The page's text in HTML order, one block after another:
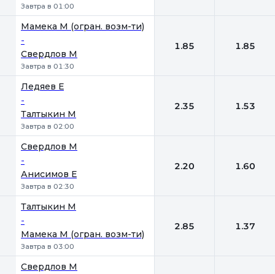
Завтра в 01:00
Мамека М (огран. возм-ти)
-
Свердлов М
Завтра в 01:30
1.85 1.85
Ледяев Е
-
Талтыкин М
Завтра в 02:00
2.35 1.53
Свердлов М
-
Анисимов Е
Завтра в 02:30
2.20 1.60
Талтыкин М
-
Мамека М (огран. возм-ти)
Завтра в 03:00
2.85 1.37
Свердлов М